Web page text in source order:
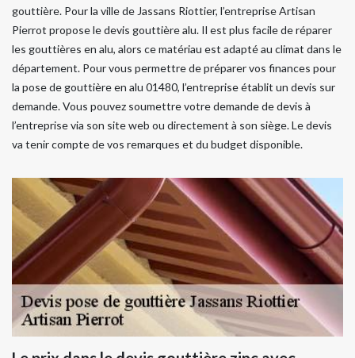
gouttière. Pour la ville de Jassans Riottier, l’entreprise Artisan
Pierrot propose le devis gouttière alu. Il est plus facile de réparer
les gouttières en alu, alors ce matériau est adapté au climat dans le
département. Pour vous permettre de préparer vos finances pour
la pose de gouttière en alu 01480, l’entreprise établit un devis sur
demande. Vous pouvez soumettre votre demande de devis à
l’entreprise via son site web ou directement à son siège. Le devis
va tenir compte de vos remarques et du budget disponible.